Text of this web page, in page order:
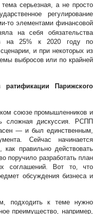
серьезная, а не просто
регулирование
то элементами финансовой
на себя обязательства
на 25% к 2020 году по
и при некоторых из
выбросов или по крайней
Парижского
союзе промышленников и
сложная дискуссия. РСПП
— и был единственным,
Сейчас начинается
правильно действовать
поручило разработать план
соглашений. Вот то, что
обсуждения бизнеса и
подходить к теме нужно
преимущество, например,